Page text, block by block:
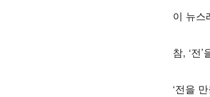
이 뉴스
참, ‘전’
‘전을